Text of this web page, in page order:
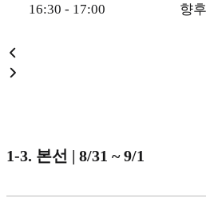
16:30 - 17:00 향
1-3. 본선 | 8/31 ~ 9/1